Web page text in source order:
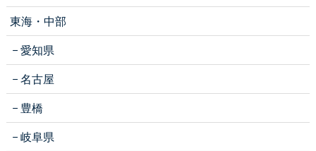
東海・中部
愛知県
名古屋
豊橋
岐阜県